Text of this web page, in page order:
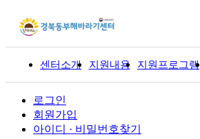
센터소개 지원내용 지원프로그램
로그인
회원가입
아이디 · 비밀번호찾기